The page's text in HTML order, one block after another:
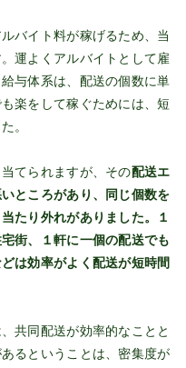
バイト料が稼げるため、当
運よくアルバイトとして雇
与体系は、配送の個数に単
楽をして稼ぐためには、短
。
てられますが、その配送エ
ところがあり、同じ個数を
たり外れがありました。１
街、１軒に一個の配送でも
は効率がよく配送が短時間
共同配送が効率的なことと
るということは、密集度が